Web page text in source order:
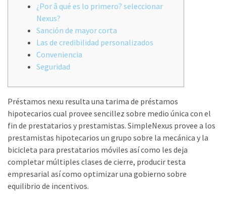
¿Por â qué es lo primero? seleccionar
Nexus?
Sanción de mayor corta
Las de credibilidad personalizados
Conveniencia
Seguridad
Préstamos nexu resulta una tarima de préstamos
hipotecarios cual provee sencillez sobre medio única con el
fin de prestatarios y prestamistas. SimpleNexus provee a los
prestamistas hipotecarios un grupo sobre la mecánica y la
bicicleta para prestatarios móviles así­ como les deja
completar múltiples clases de cierre, producir testa
empresarial así­ como optimizar una gobierno sobre
equilibrio de incentivos.